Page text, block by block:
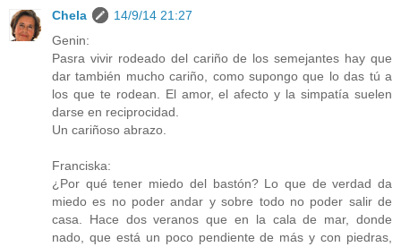
Chela
14/9/14 21:27
Genin:
Pasra vivir rodeado del cariño de los semejantes hay que
dar también mucho cariño, como supongo que lo das tú a
los que te rodean. El amor, el afecto y la simpatía suelen
darse en reciprocidad.
Un cariñoso abrazo.
Franciska:
¿Por qué tener miedo del bastón? Lo que de verdad da
miedo es no poder andar y sobre todo no poder salir de
casa. Hace dos veranos que en la cala de mar, donde
nado, que está un poco pendiente de más y con piedras,